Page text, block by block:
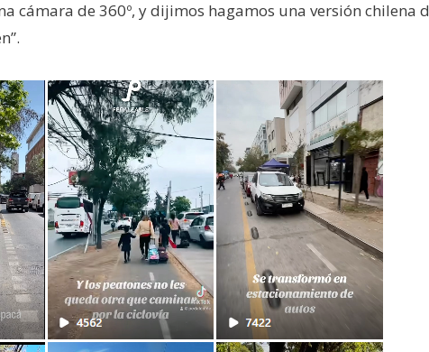
cámara de 360º, y dijimos hagamos una versión chilena